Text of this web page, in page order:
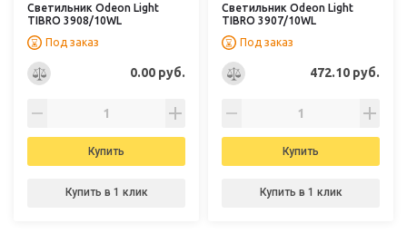
Светильник Odeon Light
TIBRO 3908/10WL
Под заказ
0.00 руб.
Купить
Купить в 1 клик
Светильник Odeon Light
TIBRO 3907/10WL
Под заказ
472.10 руб.
Купить
Купить в 1 клик